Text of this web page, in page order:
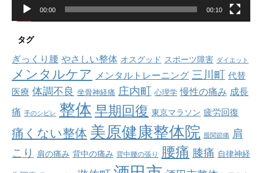
00:00 00:10
タグ
ぎっくり腰 やさしい整体 オスグッド スポーツ障害 ダイエット
メンタルケア メンタルトレーニング 三川町 代替
医療 体調不良 坐骨神経痛 庄内町 心理学 慢性の痛み 成長
痛 手のシビレ 整体 早期回復 東京マラソン 疲労回復
痛くない整体 美原健康整体院 股関節痛 肩
こり 肩の痛み 背中の痛み 背中腰の張り 腰痛 膝痛 自律神経